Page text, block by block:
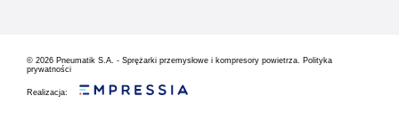
© 2026 Pneumatik S.A. - Sprężarki przemysłowe i kompresory powietrza.
Polityka
prywatności
Realizacja: